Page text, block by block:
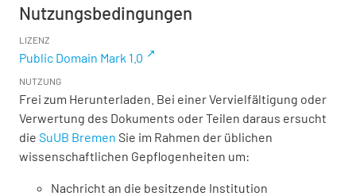
Nutzungsbedingungen
LIZENZ
Public Domain Mark 1.0
NUTZUNG
Frei zum Herunterladen. Bei einer Vervielfältigung oder
Verwertung des Dokuments oder Teilen daraus ersucht
die SuUB Bremen Sie im Rahmen der üblichen
wissenschaftlichen Gepflogenheiten um:
Nachricht an die besitzende Institution